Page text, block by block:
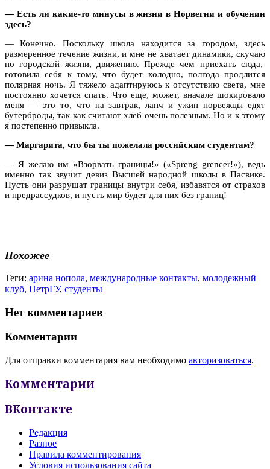
— Есть ли какие-то минусы в жизни в Норвегии и обучении
здесь?
— Конечно. Поскольку школа находится за городом, здесь
размеренное течение жизни, и мне не хватает динамики, скучаю
по городской жизни, движению. Прежде чем приехать сюда,
готовила себя к тому, что будет холодно, полгода продлится
полярная ночь. Я тяжело адаптируюсь к отсутствию света, мне
постоянно хочется спать. Что еще, может, вначале шокировало
меня — это то, что на завтрак, ланч и ужин норвежцы едят
бутерброды, так как считают хлеб очень полезным. Но и к этому
я постепенно привыкла.
— Маргарита, что бы ты пожелала российским студентам?
— Я желаю им «Взорвать границы!» («Spreng grencer!»), ведь
именно так звучит девиз Высшей народной школы в Пасвике.
Пусть они разрушат границы внутри себя, избавятся от страхов
и предрассудков, и пусть мир будет для них без границ!
Похожее
Теги: арина нопола, международные контакты, молодежный
клуб, ПетрГУ, студенты
Нет комментариев
Комментарии
Для отправки комментария вам необходимо авторизоваться.
Комментарии
ВКонтакте
Редакция
Разное
Правила комментирования
Условия использования сайта